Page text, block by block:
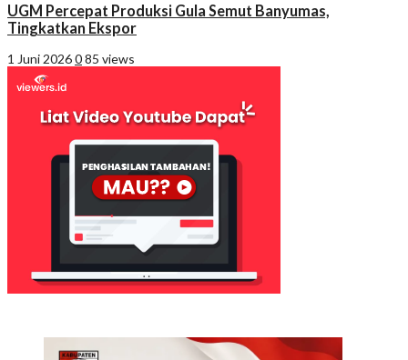
UGM Percepat Produksi Gula Semut Banyumas,
Tingkatkan Ekspor
1 Juni 2026085 views